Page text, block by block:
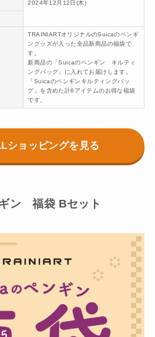
2024年12月12日(木)
TRAINIARTオリジナルのSuicaのペンギ
ングッズが入った全品新商品の福袋で
す。
新商品の「Suicaのペンギン キルティ
ングバッグ」に入れてお届けします。
「Suicaのペンギンキルティングバッ
グ」を含めた計6アイテムのお得な福袋
です。
ショッピングを見る
ン 福袋 Bセット